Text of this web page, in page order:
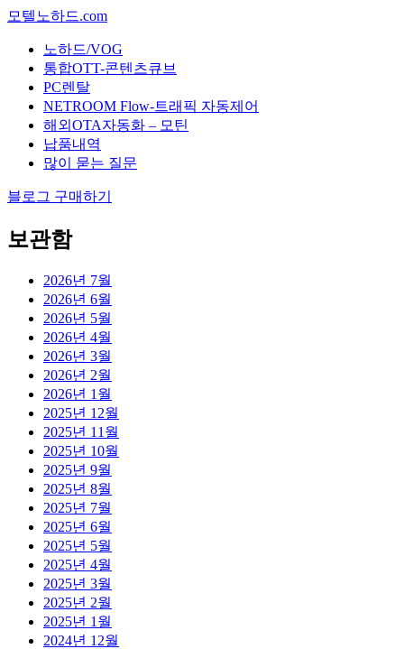
모텔노하드.com
노하드/VOG
통합OTT-콘텐츠큐브
PC렌탈
NETROOM Flow-트래픽 자동제어
해외OTA자동화 – 모틴
납품내역
많이 묻는 질문
블로그 구매하기
보관함
2026년 7월
2026년 6월
2026년 5월
2026년 4월
2026년 3월
2026년 2월
2026년 1월
2025년 12월
2025년 11월
2025년 10월
2025년 9월
2025년 8월
2025년 7월
2025년 6월
2025년 5월
2025년 4월
2025년 3월
2025년 2월
2025년 1월
2024년 12월